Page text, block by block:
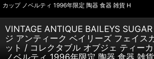
カップ ノベルティ 1996年限定 陶器 食器 雑貨 H
VINTAGE ANTIQUE BAILEYS
ジ アンティーク ベイリーズ フェイス
ット / コレクタブル オブジェ ティー
ノベルティ 1996年限定 陶器 食器 雑